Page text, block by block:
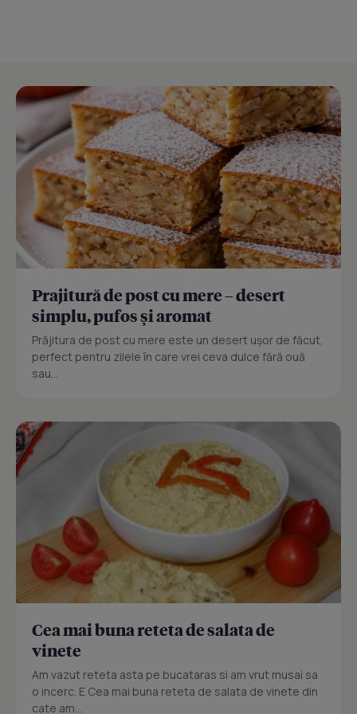
Prajitură de post cu mere – desert
simplu, pufos și aromat
Prăjitura de post cu mere este un desert ușor de făcut,
perfect pentru zilele în care vrei ceva dulce fără ouă
sau...
Cea mai buna reteta de salata de
vinete
Am vazut reteta asta pe bucataras si am vrut musai sa
o incerc. E Cea mai buna reteta de salata de vinete din
cate am...